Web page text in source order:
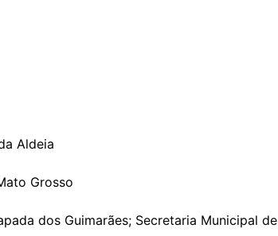
Aldeia
Grosso
dos Guimarães; Secretaria Municipal de